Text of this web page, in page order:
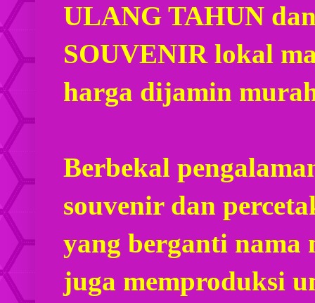
ULANG TAHUN
SOUVENIR lokal
harga dijamin
Berbekal
souvenir dan
yang berganti nama
juga memproduksi